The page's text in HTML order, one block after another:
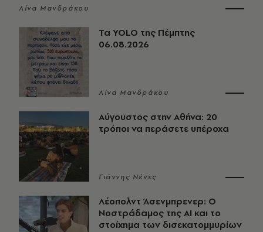
Λίνα Μανδράκου
Τα YOLO της Πέμπτης
06.08.2026
Λίνα Μανδράκου
Αύγουστος στην Αθήνα: 20
τρόποι να περάσετε υπέροχα
Γιάννης Νένες
Λέοπολντ Άσενμπρενερ: Ο
Νοστράδαμος της AI και το
στοίχημα των δισεκατομμυρίων